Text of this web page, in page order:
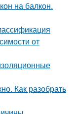
на балкон.
от
Как разобрать